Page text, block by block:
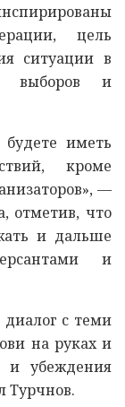
цель
ситуации в
выборов и
иметь
кроме
—
отметив, что
и дальше
и
диалог с теми
на руках и
и убеждения
Турчнов.